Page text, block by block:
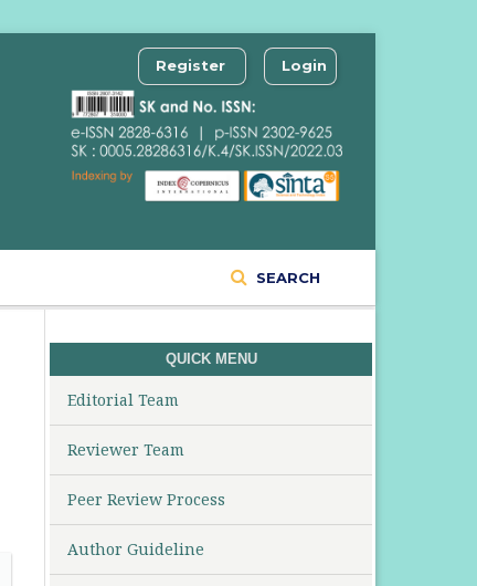
SEARCH
Register Login
QUICK MENU
Editorial Team
Reviewer Team
Peer Review Process
Author Guideline